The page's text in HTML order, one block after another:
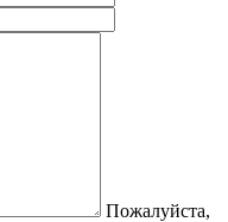
Пожалуйста,